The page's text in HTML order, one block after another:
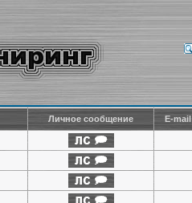
Личное сообщение E-